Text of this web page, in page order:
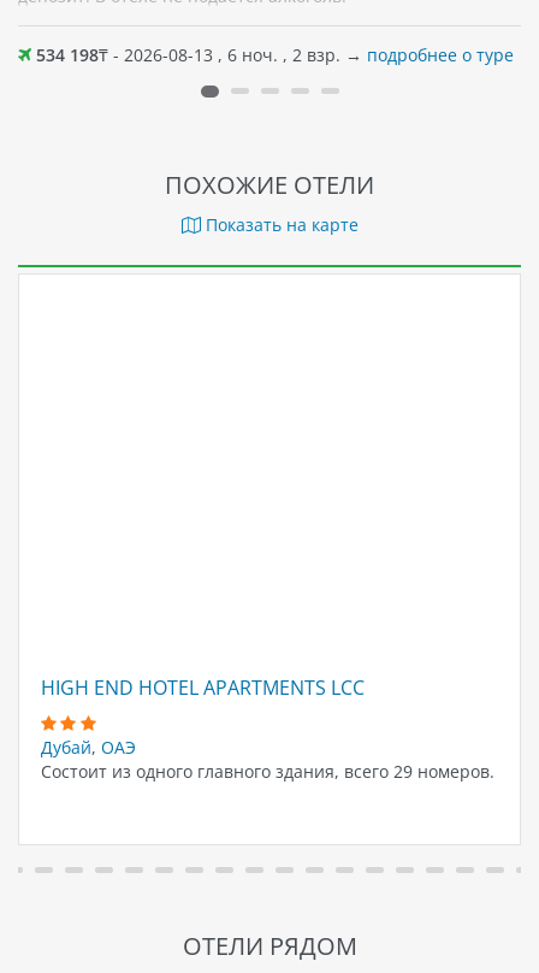
534 198₸ - 2026-08-13 , 6 ноч. , 2 взр. → подробнее о туре
ПОХОЖИЕ ОТЕЛИ
Показать на карте
HIGH END HOTEL APARTMENTS LCC
Дубай, ОАЭ
Состоит из одного главного здания, всего 29 номеров.
ОТЕЛИ РЯДОМ